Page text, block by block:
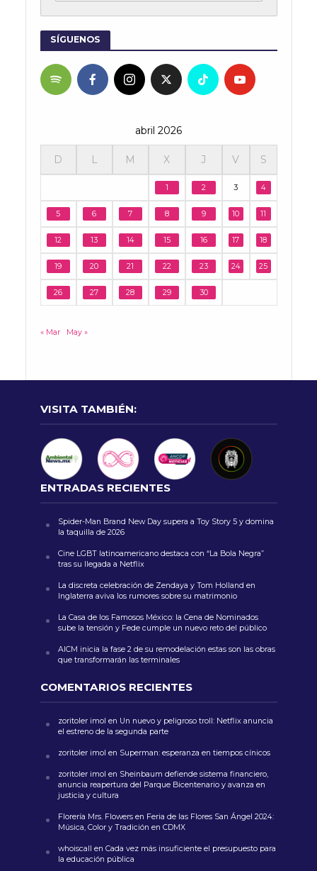
SÍGUENOS
abril 2026
D L M X J V S
1 2 3 4
5 6 7 8 9 10 11
12 13 14 15 16 17 18
19 20 21 22 23 24 25
26 27 28 29 30
« Mar May »
VISITA TAMBIÉN:
ENTRADAS RECIENTES
Spider-Man Brand New Day supera a Toy Story 5 y domina
la taquilla de 2026
Cine LGBT latinoamericano destaca con “La Bola Negra”
tras su llegada a Netflix
La discreta celebración de Zendaya y Tom Holland en
Inglaterra aviva los rumores sobre su matrimonio
La Casa de los Famosos México: la Cena de Nominados
sube la tensión y Fede cumple un nuevo reto del público
AICM inicia la fase 2 de su remodelación estas son las obras
que transformarán las terminales
COMENTARIOS RECIENTES
zoritoler imol en Un nuevo y peligroso troll: Netflix anuncia
el estreno de la segunda parte
zoritoler imol en Superman: esperanza en tiempos cínicos
zoritoler imol en Sheinbaum defiende sistema financiero,
anuncia reapertura del Parque Bicentenario y avanza en
justicia y cultura
Florería Mrs. Flowersen Feria de las Flores San Ángel 2024:
Música, Color y Tradición en CDMX
whoiscall en Cada vez más insuficiente el presupuesto para
la educación pública